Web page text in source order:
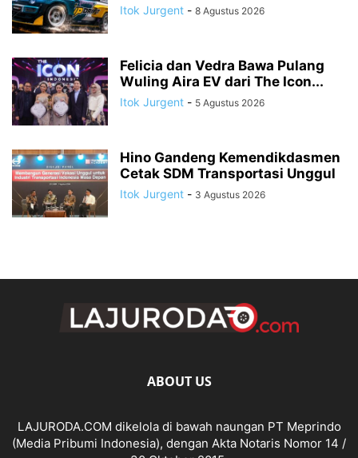
Itok Jurgent - 8 Agustus 2026
Felicia dan Vedra Bawa Pulang
Wuling Aira EV dari The Icon...
Itok Jurgent - 5 Agustus 2026
Hino Gandeng Kemendikdasmen
Cetak SDM Transportasi Unggul
Itok Jurgent - 3 Agustus 2026
ABOUT US
LAJURODA.COM dikelola di bawah naungan PT Meprindo
(Media Pribumi Indonesia), dengan Akta Notaris Nomor 14 /